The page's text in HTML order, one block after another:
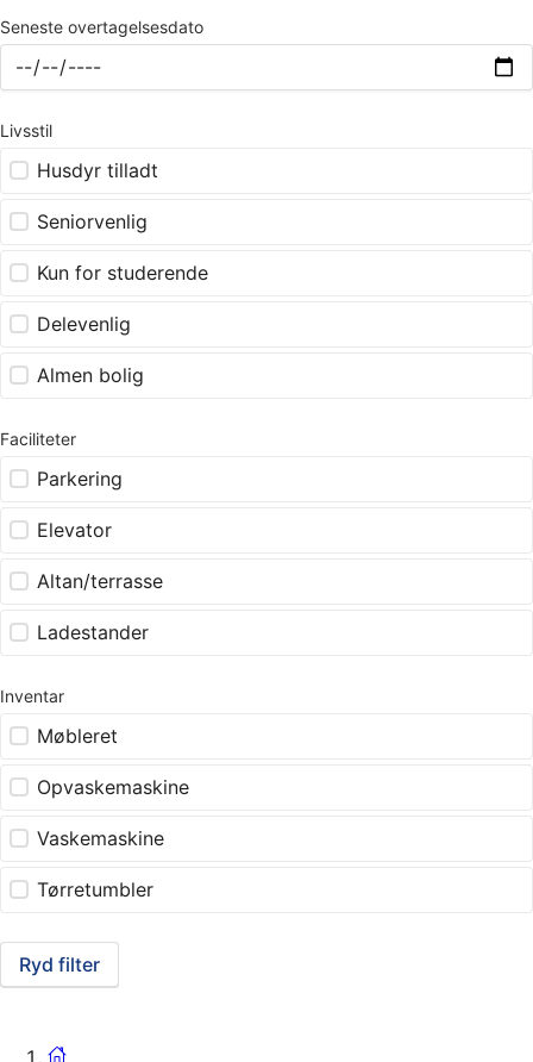
Seneste overtagelsesdato
Livsstil
Husdyr tilladt
Seniorvenlig
Kun for studerende
Delevenlig
Almen bolig
Faciliteter
Parkering
Elevator
Altan/terrasse
Ladestander
Inventar
Møbleret
Opvaskemaskine
Vaskemaskine
Tørretumbler
Ryd filter